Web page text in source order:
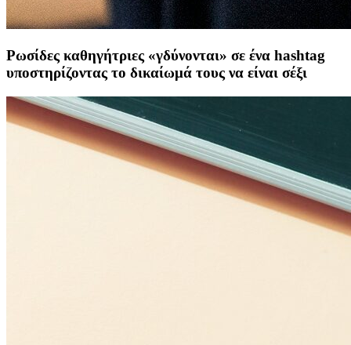
Ρωσίδες καθηγήτριες «γδύνονται» σε ένα hashtag
υποστηρίζοντας το δικαίωμά τους να είναι σέξι